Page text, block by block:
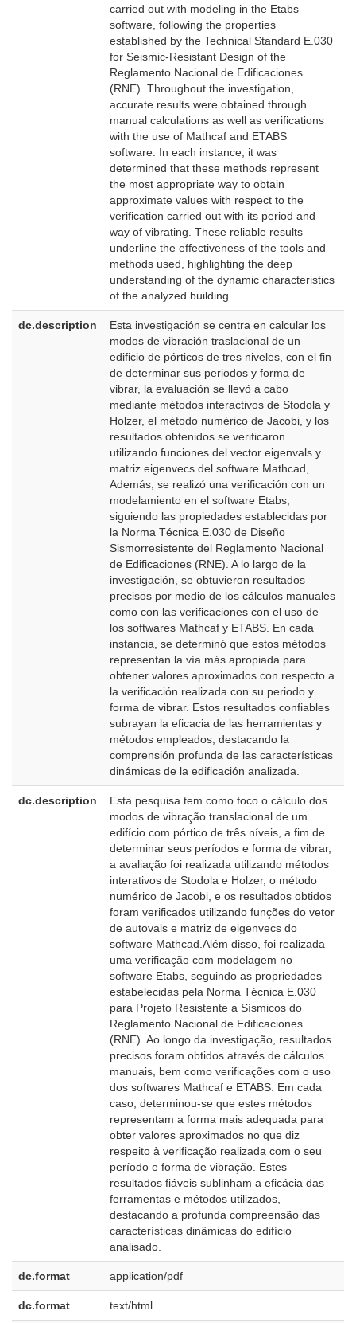
carried out with modeling in the Etabs
software, following the properties
established by the Technical Standard E.030
for Seismic-Resistant Design of the
Reglamento Nacional de Edificaciones
(RNE). Throughout the investigation,
accurate results were obtained through
manual calculations as well as verifications
with the use of Mathcaf and ETABS
software. In each instance, it was
determined that these methods represent
the most appropriate way to obtain
approximate values with respect to the
verification carried out with its period and
way of vibrating. These reliable results
underline the effectiveness of the tools and
methods used, highlighting the deep
understanding of the dynamic characteristics
of the analyzed building.
dc.description
Esta investigación se centra en calcular los
modos de vibración traslacional de un
edificio de pórticos de tres niveles, con el fin
de determinar sus periodos y forma de
vibrar, la evaluación se llevó a cabo
mediante métodos interactivos de Stodola y
Holzer, el método numérico de Jacobi, y los
resultados obtenidos se verificaron
utilizando funciones del vector eigenvals y
matriz eigenvecs del software Mathcad,
Además, se realizó una verificación con un
modelamiento en el software Etabs,
siguiendo las propiedades establecidas por
la Norma Técnica E.030 de Diseño
Sismorresistente del Reglamento Nacional
de Edificaciones (RNE). A lo largo de la
investigación, se obtuvieron resultados
precisos por medio de los cálculos manuales
como con las verificaciones con el uso de
los softwares Mathcaf y ETABS. En cada
instancia, se determinó que estos métodos
representan la vía más apropiada para
obtener valores aproximados con respecto a
la verificación realizada con su periodo y
forma de vibrar. Estos resultados confiables
subrayan la eficacia de las herramientas y
métodos empleados, destacando la
comprensión profunda de las características
dinámicas de la edificación analizada.
dc.description
Esta pesquisa tem como foco o cálculo dos
modos de vibração translacional de um
edifício com pórtico de três níveis, a fim de
determinar seus períodos e forma de vibrar,
a avaliação foi realizada utilizando métodos
interativos de Stodola e Holzer, o método
numérico de Jacobi, e os resultados obtidos
foram verificados utilizando funções do vetor
de autovals e matriz de eigenvecs do
software Mathcad.Além disso, foi realizada
uma verificação com modelagem no
software Etabs, seguindo as propriedades
estabelecidas pela Norma Técnica E.030
para Projeto Resistente a Sísmicos do
Reglamento Nacional de Edificaciones
(RNE). Ao longo da investigação, resultados
precisos foram obtidos através de cálculos
manuais, bem como verificações com o uso
dos softwares Mathcaf e ETABS. Em cada
caso, determinou-se que estes métodos
representam a forma mais adequada para
obter valores aproximados no que diz
respeito à verificação realizada com o seu
período e forma de vibração. Estes
resultados fiáveis sublinham a eficácia das
ferramentas e métodos utilizados,
destacando a profunda compreensão das
características dinâmicas do edifício
analisado.
dc.format application/pdf
dc.format text/html